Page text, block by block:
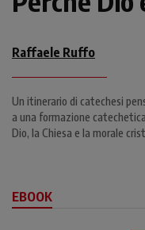
Raffaele Ruffo
Un itinerario di catechesi
a una formazione
Dio, la Chiesa e la morale
EBOOK